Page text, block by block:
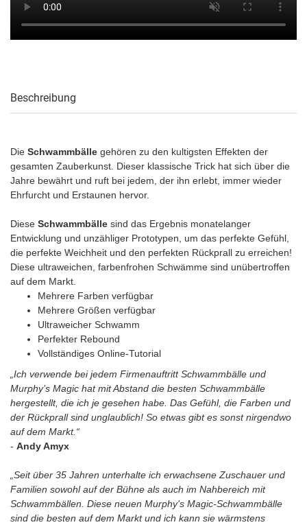
Beschreibung
Die Schwammbälle gehören zu den kultigsten Effekten der
gesamten Zauberkunst. Dieser klassische Trick hat sich über die
Jahre bewährt und ruft bei jedem, der ihn erlebt, immer wieder
Ehrfurcht und Erstaunen hervor.
Diese Schwammbälle sind das Ergebnis monatelanger
Entwicklung und unzähliger Prototypen, um das perfekte Gefühl,
die perfekte Weichheit und den perfekten Rückprall zu erreichen!
Diese ultraweichen, farbenfrohen Schwämme sind unübertroffen
auf dem Markt.
Mehrere Farben verfügbar
Mehrere Größen verfügbar
Ultraweicher Schwamm
Perfekter Rebound
Vollständiges Online-Tutorial
„Ich verwende bei jedem Firmenauftritt Schwammbälle und
Murphy’s Magic hat mit Abstand die besten Schwammbälle
hergestellt, die ich je gesehen habe. Das Gefühl, die Farben und
der Rückprall sind unglaublich! So etwas gibt es sonst nirgendwo
auf dem Markt.“
- Andy Amyx
„Seit über 35 Jahren unterhalte ich erwachsene Zuschauer und
Familien sowohl auf der Bühne als auch im Nahbereich mit
Schwammbällen. Diese neuen Murphy's Magic-Schwammbälle
sind die besten auf dem Markt und ich kann sie wärmstens